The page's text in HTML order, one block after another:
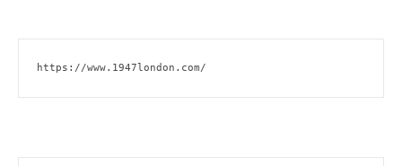
https://www.1947london.com/